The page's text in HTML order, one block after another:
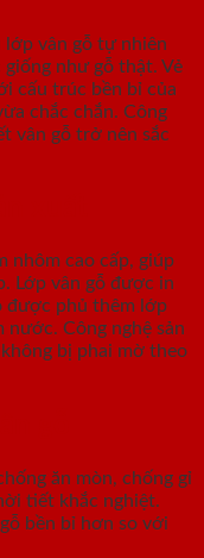
vân gỗ tự nhiên
giống như gỗ thật. Vẻ
cấu trúc bền bỉ của
chắc chắn. Công
vân gỗ trở nên sắc
nhôm cao cấp, giúp
Lớp vân gỗ được in
được phủ thêm lớp
nước. Công nghệ sản
bị phai mờ theo
ăn mòn, chống gỉ
tiết khắc nghiệt.
bền bỉ hơn so với